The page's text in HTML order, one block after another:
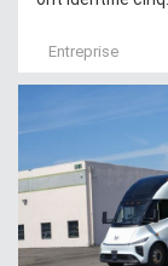
Entreprise